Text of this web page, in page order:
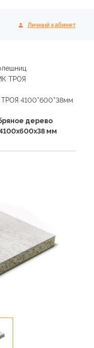
Личный кабинет
ТРОЯ
ТРОЯ 4100*600*38мм
дерево
мм